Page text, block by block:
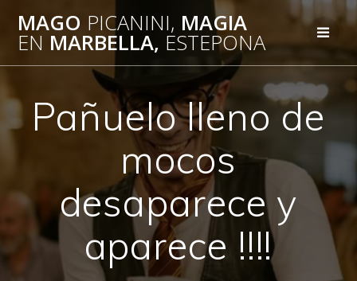
al
contenido
MAGO PICANINI, MAGIA
EN MARBELLA, ESTEPONA
Pañuelo lleno de
mocos
desaparece y
aparece !!!!